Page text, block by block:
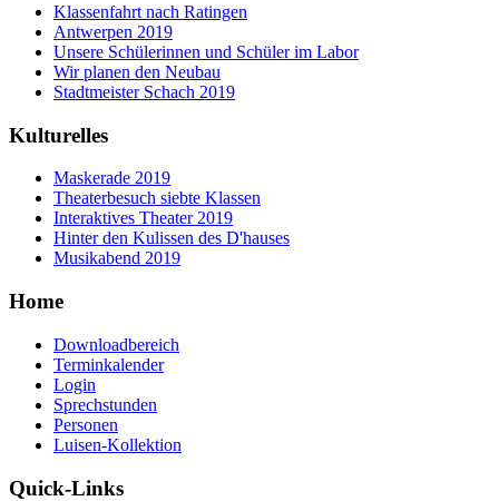
Klassenfahrt nach Ratingen
Antwerpen 2019
Unsere Schülerinnen und Schüler im Labor
Wir planen den Neubau
Stadtmeister Schach 2019
Kulturelles
Maskerade 2019
Theaterbesuch siebte Klassen
Interaktives Theater 2019
Hinter den Kulissen des D'hauses
Musikabend 2019
Home
Downloadbereich
Terminkalender
Login
Sprechstunden
Personen
Luisen-Kollektion
Quick-Links